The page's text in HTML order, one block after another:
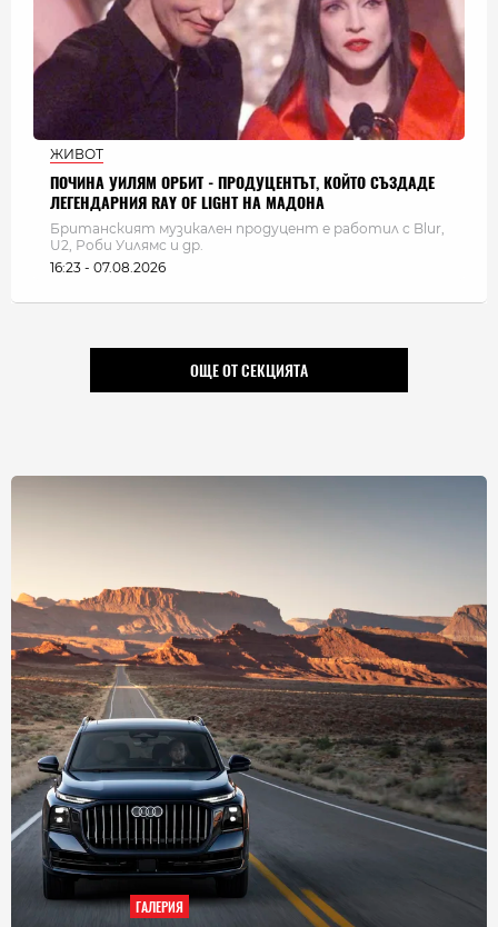
ЖИВОТ
ПОЧИНА УИЛЯМ ОРБИТ - ПРОДУЦЕНТЪТ, КОЙТО СЪЗДАДЕ
ЛЕГЕНДАРНИЯ RAY OF LIGHT НА МАДОНА
Британският музикален продуцент е работил с Blur,
U2, Роби Уилямс и др.
16:23 - 07.08.2026
ОЩЕ ОТ СЕКЦИЯТА
ГАЛЕРИЯ